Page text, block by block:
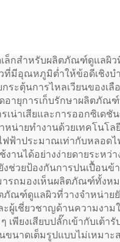
ติดเย็น
ล็กสำหรับผลิตภัณฑ์ดูแลผิ
อุณหภูมิต่ำให้ข้อดีเชิงบำ
กระตุ้นการไหลเวียนขอ
อายุการเก็บรักษาผลิตภัณ
รเน่าเสียและการออกซิ
น่ายทำงานด้วยเทคโนโล
ฟฟ้าประมาณเท่ากับหลอด
งานได้อย่างง่ายดายระห
ยังช่วยป้องกันการปนเปื้อ
ารถมองเห็นผลิตภัณฑ์ทั้ง
ภัณฑ์ดูแลผิวที่วางจำหน่าย
ผู้เชี่ยวชาญด้านความงา
เพียงเสียบปลั๊กเข้ากับเ
ขนาดเต็มรูปแบบไม่เหม